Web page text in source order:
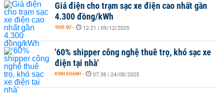
Giá điện cho trạm sạc xe điện cao nhất gần
4.300 đồng/kWh
THỜI SỰ - 12:21 | 09/12/2025
'60% shipper công nghệ thuê trọ, khó sạc xe
điện tại nhà'
KINH DOANH - 07:38 | 24/08/2025